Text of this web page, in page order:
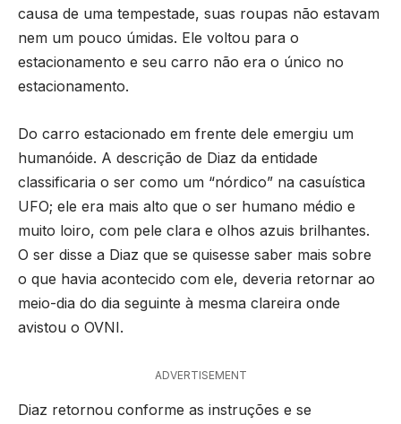
causa de uma tempestade, suas roupas não estavam
nem um pouco úmidas. Ele voltou para o
estacionamento e seu carro não era o único no
estacionamento.
Do carro estacionado em frente dele emergiu um
humanóide. A descrição de Diaz da entidade
classificaria o ser como um “nórdico” na casuística
UFO; ele era mais alto que o ser humano médio e
muito loiro, com pele clara e olhos azuis brilhantes.
O ser disse a Diaz que se quisesse saber mais sobre
o que havia acontecido com ele, deveria retornar ao
meio-dia do dia seguinte à mesma clareira onde
avistou o OVNI.
ADVERTISEMENT
Diaz retornou conforme as instruções e se